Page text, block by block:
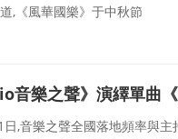
,《風華國樂》于中秋節
音樂之聲》演繹單曲
,音樂之聲全國落地頻率與